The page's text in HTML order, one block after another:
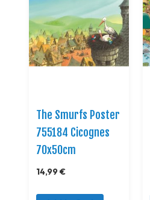
The Smurfs Poster
755184 Cicognes
70x50cm
14,99 €